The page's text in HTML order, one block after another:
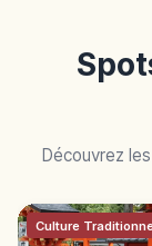
Découvrez
Culture